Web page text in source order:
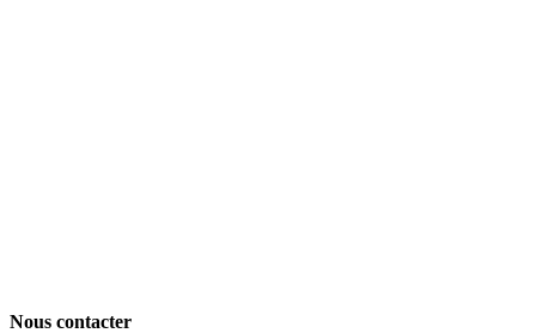
Nous contacter